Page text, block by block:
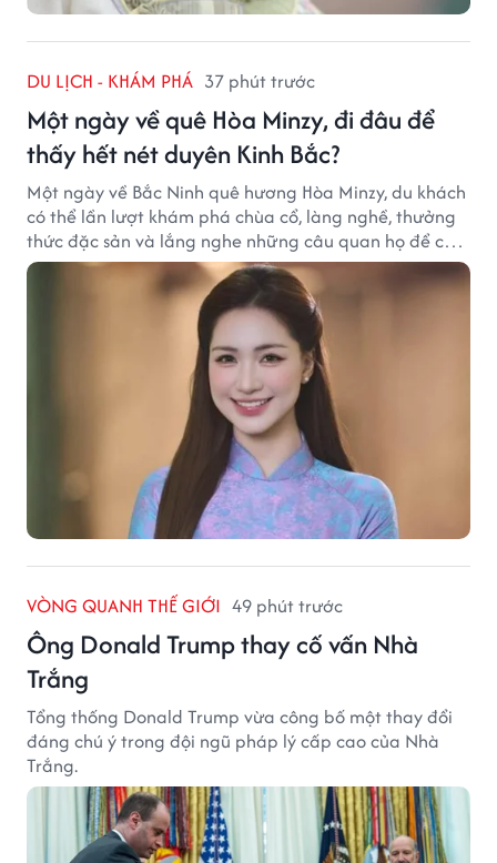
DU LỊCH - KHÁM PHÁ 37 phút trước
Một ngày về quê Hòa Minzy, đi đâu để
thấy hết nét duyên Kinh Bắc?
Một ngày về Bắc Ninh quê hương Hòa Minzy, du khách
có thể lần lượt khám phá chùa cổ, làng nghề, thưởng
thức đặc sản và lắng nghe những câu quan họ để cảm
nhận trọn vẹn nét duyên Kinh Bắc.
VÒNG QUANH THẾ GIỚI 49 phút trước
Ông Donald Trump thay cố vấn Nhà
Trắng
Tổng thống Donald Trump vừa công bố một thay đổi
đáng chú ý trong đội ngũ pháp lý cấp cao của Nhà
Trắng.